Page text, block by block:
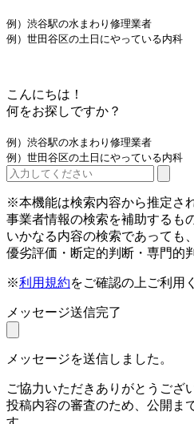
例）渋谷駅の水まわり修理業者
例）世田谷区の土日にやっている内科
こんにちは！
何をお探しですか？
例）渋谷駅の水まわり修理業者
例）世田谷区の土日にやっている内科
※本機能は検索内容から推定さ
事業者情報の検索を補助するも
いかなる内容の検索であっても
優劣評価・断定的判断・専門的
※利用規約をご確認の上ご利用
メッセージ送信完了
メッセージを送信しました。
ご協力いただきありがとうござ
投稿内容の審査のため、公開ま